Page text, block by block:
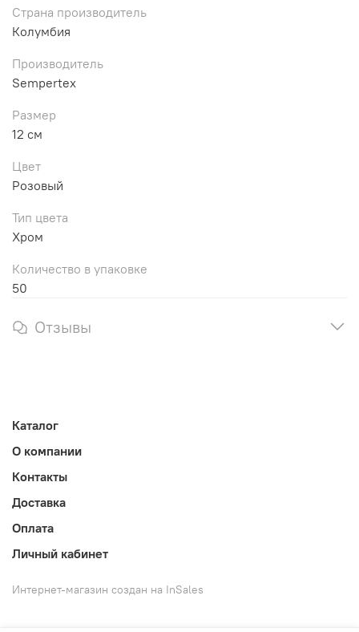
Страна производитель
Колумбия
Производитель
Sempertex
Размер
12 см
Цвет
Розовый
Тип цвета
Хром
Количество в упаковке
50
Отзывы
Каталог
О компании
Контакты
Доставка
Оплата
Личный кабинет
Интернет-магазин создан на InSales